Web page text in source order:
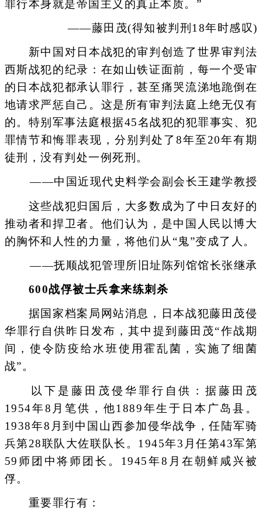
罪行本身就是帝国主义的真正本质。”
——藤田茂(得知被判刑18年时感叹)
新中国对日本战犯的审判创造了世界审判法
西斯战犯的纪录：在如山铁证面前，每一个受审
的日本战犯都承认罪行，甚至痛哭流涕地跪倒在
地请求严惩自己。这是所有审判法庭上绝无仅有
的。特别军事法庭根据45名战犯的犯罪事实、犯
罪情节和悔罪表现，分别判处了8年至20年有期
徒刑，没有判处一例死刑。
——中国近现代史料学会副会长王建学教授
这些战犯归国后，大多数成为了中日友好的
推动者和捍卫者。他们认为，是中国人民以博大
的胸怀和人性的力量，将他们从“鬼”变成了人。
——抚顺战犯管理所旧址陈列馆馆长张继承
600战俘被士兵拿来练刺杀
据国家档案局网站消息，日本战犯藤田茂侵
华罪行自供昨日发布，其中提到藤田茂“作战期
间，使令防疫给水班使用霍乱菌，实施了细菌
战”。
以下是藤田茂侵华罪行自供：据藤田茂
1954年8月笔供，他1889年生于日本广岛县。
1938年8月到中国山西参加侵华战争，任陆军骑
兵第28联队大佐联队长。1945年3月任第43军第
59师团中将师团长。1945年8月在朝鲜咸兴被
俘。
重要罪行有：